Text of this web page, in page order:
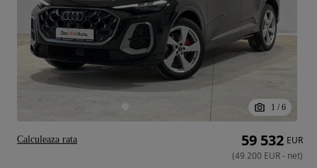
1 / 6
59 532 EUR
(49 200 EUR- net)
Calculeaza rata